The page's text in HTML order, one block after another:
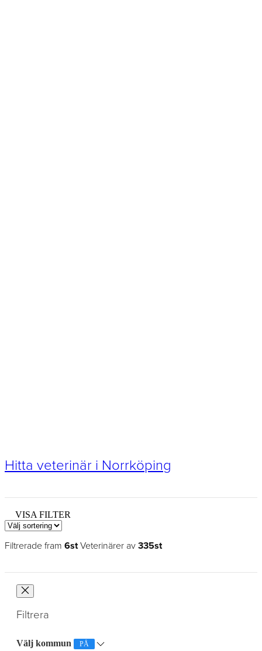
Hitta veterinär i Norrköping
VISA FILTER
Filtrerade fram 6stVeterinärer av 335st
Filtrera
Välj kommun PÅ